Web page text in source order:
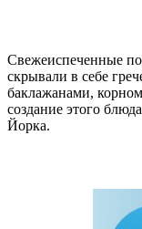
Свежеиспеченные
скрывали в себе
баклажанами,
создание этого
Йорка.